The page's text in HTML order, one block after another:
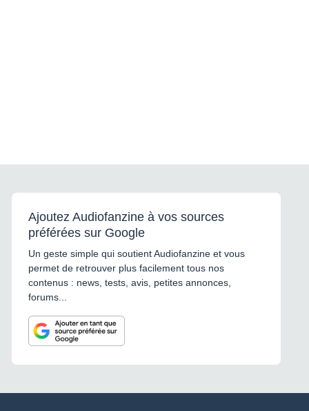
Ajoutez Audiofanzine à vos sources
préférées sur Google
Un geste simple qui soutient Audiofanzine et vous
permet de retrouver plus facilement tous nos
contenus : news, tests, avis, petites annonces,
forums...